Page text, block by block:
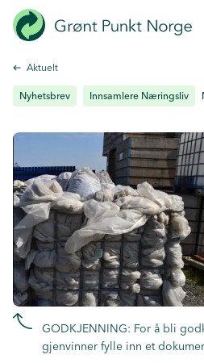
Hopp
til
Aktuelt
Nyhetsbrev Innsamlere Næringsliv
GODKJENNING: For å bli
gjenvinner fylle inn et